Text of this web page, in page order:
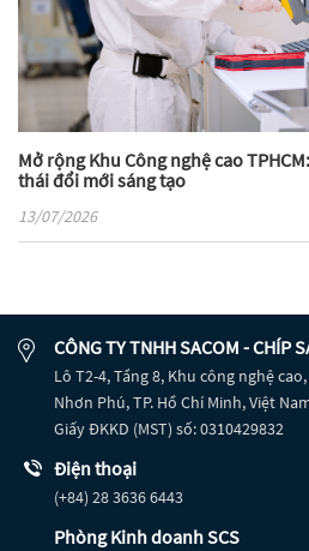
Mở rộng Khu Công nghệ cao
thái đổi mới sáng tạo
13/07/2026
CÔNG TY TNHH SACOM - CHÍP
Lô T2-4, Tầng 8, Khu công nghệ
Nhơn Phú, TP. Hồ Chí Minh, Việt
Giấy ĐKKD (MST) số: 0310429832
Điện thoại
(+84) 28 3636 6443
Phòng Kinh doanh SCS